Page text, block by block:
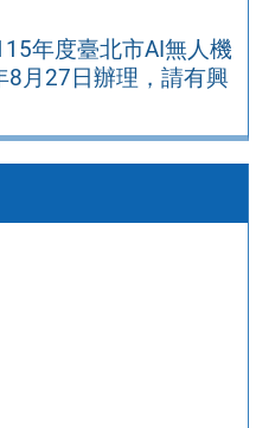
年度臺北市AI無人機
月27日辦理，請有興